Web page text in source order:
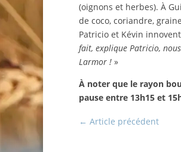
(oignons et herbes). À
de coco, coriandre,
Patricio et Kévin
fait, explique Patricio,
Larmor ! »
À noter que le rayon
pause entre 13h15 et
← Article précédent